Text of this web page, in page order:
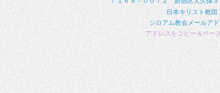
日本キリスト教
シロアム教会メールア
アドレスをコピー＆ペー